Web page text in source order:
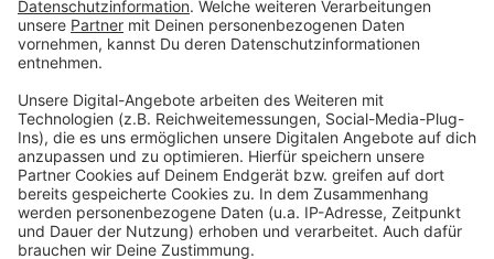
Lambertikirche, die Bezirksregierung und das Rathaus.
Die Aktion findet schon zum 15. mal statt, Münster ist
seit 2010 dabei. Auch Osnabrück beteiligt sich an der
Earth Hour.
Anzeige
09:33 Uhr - Kreis Steinfurt: Impfen geht weiter, bis
Impfstoff ausgeht